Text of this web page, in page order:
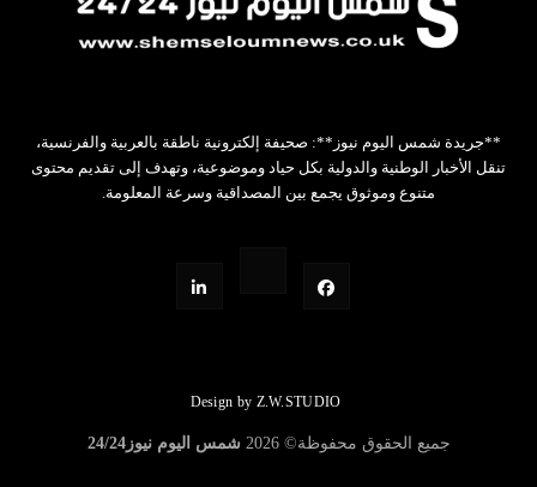
**جريدة شمس اليوم نيوز**: صحيفة إلكترونية ناطقة بالعربية والفرنسية،
تنقل الأخبار الوطنية والدولية بكل حياد وموضوعية، وتهدف إلى تقديم محتوى
متنوع وموثوق يجمع بين المصداقية وسرعة المعلومة.
Design by Z.W.STUDIO
جميع الحقوق محفوظة©2026 شمس اليوم نيوز24/24